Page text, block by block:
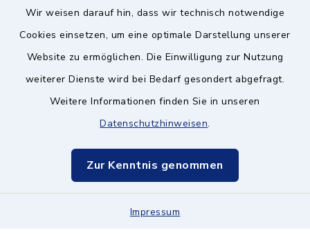
Wir weisen darauf hin, dass wir technisch notwendige
Cookies einsetzen, um eine optimale Darstellung unserer
Website zu ermöglichen. Die Einwilligung zur Nutzung
weiterer Dienste wird bei Bedarf gesondert abgefragt.
Weitere Informationen finden Sie in unseren
Datenschutzhinweisen.
Zur Kenntnis genommen
Impressum
Kontakt ins Rathaus
Datenschutz
Sitemap